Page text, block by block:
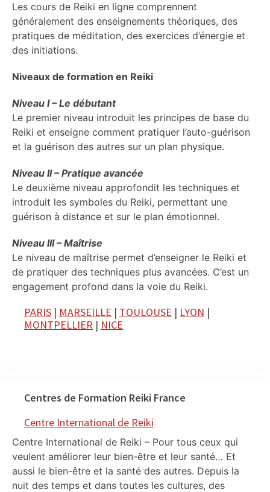
Les cours de Reiki en ligne comprennent
généralement des enseignements théoriques, des
pratiques de méditation, des exercices d’énergie et
des initiations.
Niveaux de formation en Reiki
Niveau I – Le débutant
Le premier niveau introduit les principes de base du
Reiki et enseigne comment pratiquer l’auto-guérison
et la guérison des autres sur un plan physique.
Niveau II – Pratique avancée
Le deuxième niveau approfondit les techniques et
introduit les symboles du Reiki, permettant une
guérison à distance et sur le plan émotionnel.
Niveau III – Maîtrise
Le niveau de maîtrise permet d’enseigner le Reiki et
de pratiquer des techniques plus avancées. C’est un
engagement profond dans la voie du Reiki.
PARIS | MARSEILLE | TOULOUSE | LYON |
MONTPELLIER | NICE
Centres de Formation Reiki France
Centre International de Reiki
Centre International de Reiki – Pour tous ceux qui
veulent améliorer leur bien-être et leur santé… Et
aussi le bien-être et la santé des autres. Depuis la
nuit des temps et dans toutes les cultures, des